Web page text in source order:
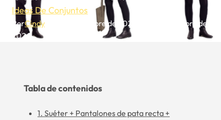
Ideas De Conjuntos
PorCindy 30 de noviembre de 2024
30 de noviembre de
2024
Tabla de contenidos
1. Suéter + Pantalones de pata recta +